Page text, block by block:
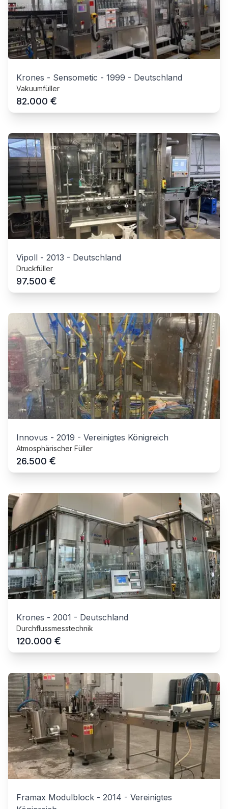
Krones - Sensometic - 1999 - Deutschland
Vakuumfüller
82.000 €
Vipoll - 2013 - Deutschland
Druckfüller
97.500 €
Innovus - 2019 - Vereinigtes Königreich
Atmosphärischer Füller
26.500 €
Krones - 2001 - Deutschland
Durchflussmesstechnik
120.000 €
Framax Modulblock - 2014 - Vereinigtes